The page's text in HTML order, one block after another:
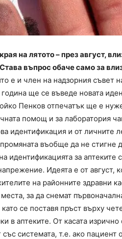
на лятото – през август,
въпрос обаче само за
е и член на надзорния съвет
ще се въведе новата
Пенков отпечатък ще е
помощ и за лаборатория
идентификация и от личните
въобще да не стигне
идентификацията за аптеките
Идеята е от август,
на районните здравни
за да снемат
се поставя пръст върху
в аптеките. От касата
със системата, т.е. ако